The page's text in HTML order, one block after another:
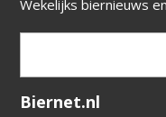
Wekelijks biernieuws
Verification code:
Biernet.nl